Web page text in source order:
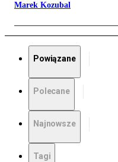
Marek Kozubal
Powiązane
Polecane
Najnowsze
Tagi